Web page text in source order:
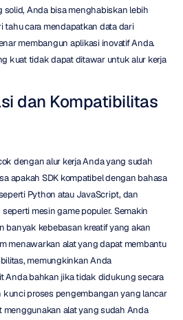
solid, Anda bisa menghabiskan lebih
cara mendapatkan data dari
membangun aplikasi inovatif Anda.
kuat tidak dapat ditawar untuk alur kerja
dan Kompatibilitas
dengan alur kerja Anda yang sudah
apakah SDK kompatibel dengan bahasa
Python atau JavaScript, dan
mesin game populer. Semakin
banyak kebebasan kreatif yang akan
menawarkan alat yang dapat membantu
memungkinkan Anda
Anda bahkan jika tidak didukung secara
kunci proses pengembangan yang lancar
alat yang sudah Anda